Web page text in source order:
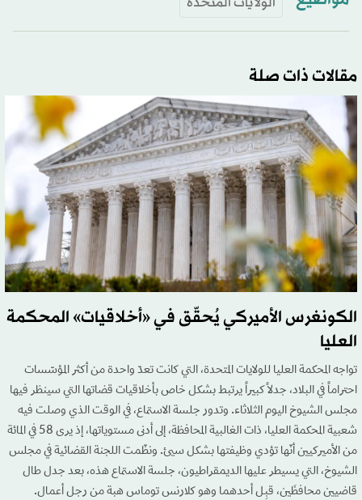
مقالات ذات صلة
الكونغرس الأميركي يُحقّق في «أخلاقيات» المحكمة
العليا
تواجه المحكمة العليا للولايات المتحدة، التي كانت تعدّ واحدة من أكثر المؤسّسات
احتراماً في البلاد، جدلاً كبيراً يرتبط بشكل خاص بأخلاقيات قضاتها التي سينظر فيها
مجلس الشيوخ اليوم الثلاثاء. وتدور جلسة الاستماع، في الوقت الذي وصلت فيه
شعبية المحكمة العليا، ذات الغالبية المحافظة، إلى أدنى مستوياتها، إذ يرى 58 في المائة
من الأميركيين أنّها تؤدي وظيفتها بشكل سيئ. ونظّمت اللجنة القضائية في مجلس
الشيوخ، التي يسيطر عليها الديمقراطيون، جلسة الاستماع هذه، بعد جدل طال
قاضيين محافظَين، قبِل أحدهما وهو كلارنس توماس هبة من رجل أعمال.